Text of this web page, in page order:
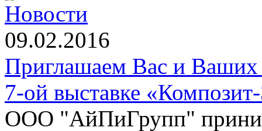
Новости
09.02.2016
Приглашаем Вас и Ваших
7-ой выставке
ООО "АйПиГрупп"